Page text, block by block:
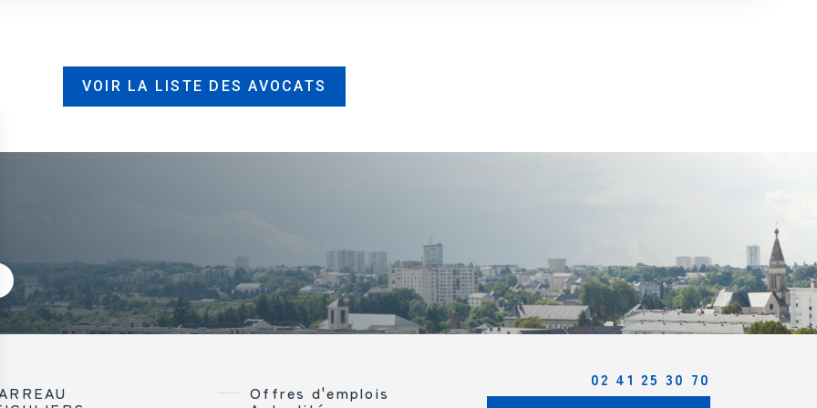
VOIR LA LISTE DES AVOCATS
Offres d'emplois
02 41 25 30 70